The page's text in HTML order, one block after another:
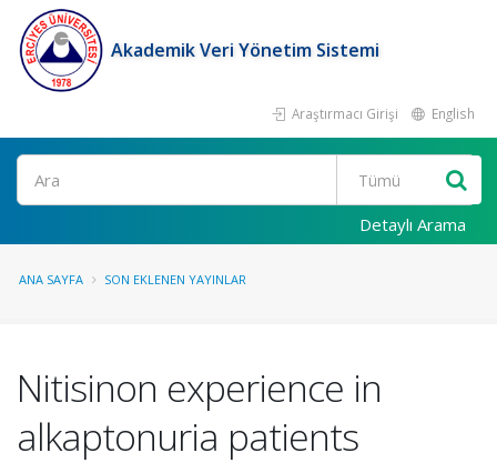
Akademik Veri Yönetim Sistemi
Araştırmacı Girişi English
Ara
Detaylı Arama
ANA SAYFA SON EKLENEN YAYINLAR
Nitisinon experience in
alkaptonuria patients